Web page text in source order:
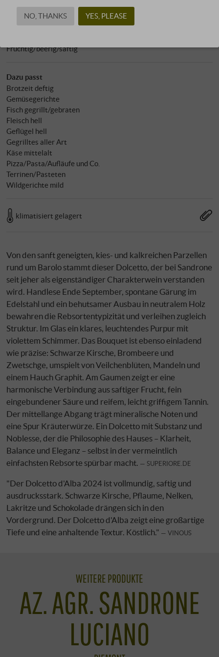
Energie in kJ: 290 kJ
Fruchtig/beerig/saftig
Dazu passt
Brotzeit deftig
Gemüsegerichte
Fisch gegrillt/gebraten
Fleisch hell
Geflügel hell
Gegrilltes aller Art
Käse mittelalt
Pizza/Pasta/Aufläufe und Co.
Terrinen/Pasteten
Wildgerichte mild
klimatisiert gelagert
Von den sanft geneigten, kies- und kalkreichen Parzellen
rund um Barolo stammt dieser Dolcetto, der bei Sandrone
seit jeher als eigenständiger Charakterwein verstanden
wird. Handlese Ende September, spontane Gärung im
Edelstahl und ein behutsamer Ausbau in neutralem Holz
bewahren die Rebsortentypizität und verleihen zugleich
Struktur. Im Glas ein klares, leuchtendes Purpur mit
violettem Schimmer. Das Bouquet ist ebenso einladend
wie präzise: Schwarze Kirsche, Brombeere und
Zwetschge, umspielt von Veilchenblüten, Mandeln und
einem Hauch Graphit. Am Gaumen zeigt er eine
harmonische Verbindung aus saftiger Frucht, fein
eingebundener Säure und reifem, leicht griffigem Tannin.
Der mittellange Abgang trägt mineralische Noten und
eine Spur Kräuterwürze. Ein Dolcetto mit Substanz und
Noblesse, der die Philosophie des Hauses – Klarheit,
Balance und Eleganz – selbst in der vermeintlich
einfachsten Rebsorte spürbar macht.
SUPERIORE.DE
"Der Dolcetto d'Alba 2024 ist vollmundig, saftig und
ausdrucksstark. Schwarze Kirsche, Pflaume, Nelken,
Lakritze und Schokolade drängen sich in den
Vordergrund. Der Dolcetto d'Alba zeigt eine großartige
Tiefe und eine anhaltende Textur. Köstlich."
VINOUS
WEITERE PRODUKTE
AZ. AGR. SANDRONE
LUCIANO
NO, THANKS YES, PLEASE